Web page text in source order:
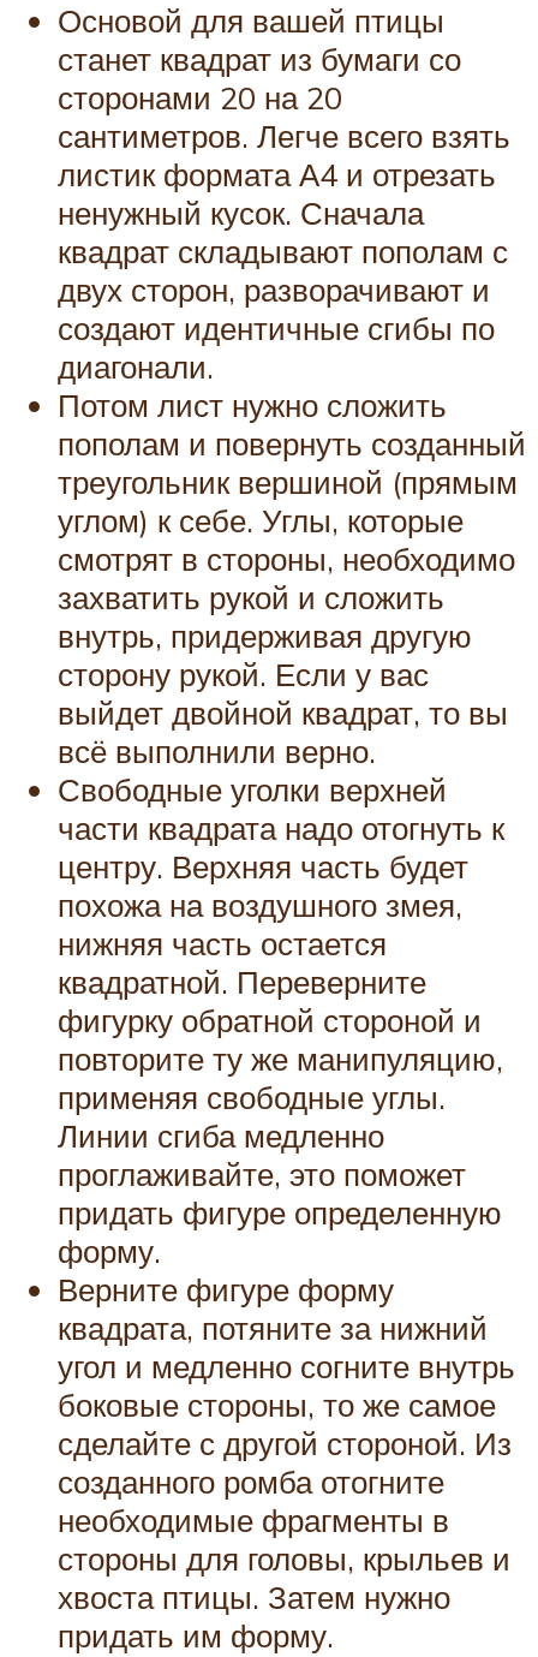
Основой для вашей птицы
станет квадрат из бумаги со
сторонами 20 на 20
сантиметров. Легче всего взять
листик формата А4 и отрезать
ненужный кусок. Сначала
квадрат складывают пополам с
двух сторон, разворачивают и
создают идентичные сгибы по
диагонали.
Потом лист нужно сложить
пополам и повернуть созданный
треугольник вершиной (прямым
углом) к себе. Углы, которые
смотрят в стороны, необходимо
захватить рукой и сложить
внутрь, придерживая другую
сторону рукой. Если у вас
выйдет двойной квадрат, то вы
всё выполнили верно.
Свободные уголки верхней
части квадрата надо отогнуть к
центру. Верхняя часть будет
похожа на воздушного змея,
нижняя часть остается
квадратной. Переверните
фигурку обратной стороной и
повторите ту же манипуляцию,
применяя свободные углы.
Линии сгиба медленно
проглаживайте, это поможет
придать фигуре определенную
форму.
Верните фигуре форму
квадрата, потяните за нижний
угол и медленно согните внутрь
боковые стороны, то же самое
сделайте с другой стороной. Из
созданного ромба отогните
необходимые фрагменты в
стороны для головы, крыльев и
хвоста птицы. Затем нужно
придать им форму.